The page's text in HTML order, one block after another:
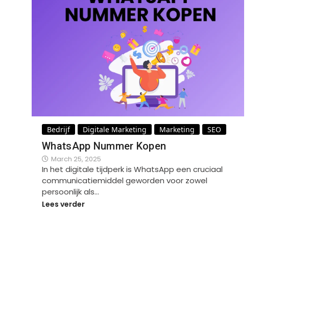
Bedrijf Digitale Marketing Marketing SEO
WhatsApp Nummer Kopen
March 25, 2025
In het digitale tijdperk is WhatsApp een cruciaal
communicatiemiddel geworden voor zowel
persoonlijk als…
Lees verder